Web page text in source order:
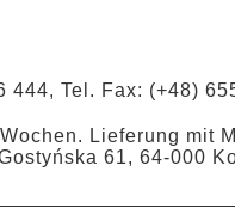
444, Tel. Fax: (+48)
Lieferung mit
61, 64-000